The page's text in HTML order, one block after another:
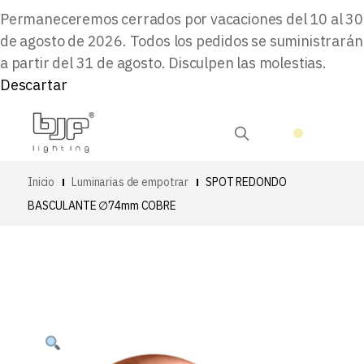
Permaneceremos cerrados por vacaciones del 10 al 30
de agosto de 2026. Todos los pedidos se suministrarán
a partir del 31 de agosto. Disculpen las molestias.
Descartar
Inicio Luminarias de empotrar
SPOT REDONDO
BASCULANTE ∅74mm COBRE